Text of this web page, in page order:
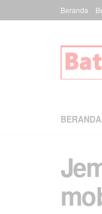
Beranda
BERANDA